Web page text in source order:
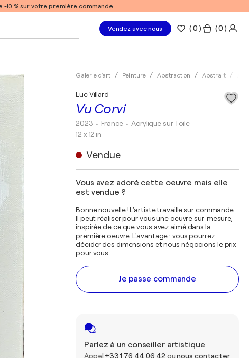
10 % sur votre première commande.
Vendez avec nous (0 ) ( 0 )
Galerie d'art Peinture Abstraction Abstrait
Vu Corvi
Luc Villard
2023 • France •Acrylique sur Toile
12 x 12 in
Vendue
Vous avez adoré cette oeuvre mais elle
est vendue ?
Bonne nouvelle ! L'artiste travaille sur commande.
Il peut réaliser pour vous une oeuvre sur-mesure,
inspirée de ce que vous avez aimé dans la
première oeuvre. L'avantage : vous pourrez
décider des dimensions et nous négocions le prix
pour vous.
Je passe commande
Parlez à un conseiller artistique
Appel +33 1 76 44 06 42 ounous contacter